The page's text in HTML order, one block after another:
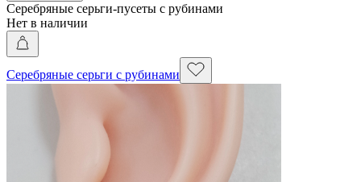
Серебряные серьги-пусеты с рубинами
Нет в наличии
Серебряные серьги с рубинами